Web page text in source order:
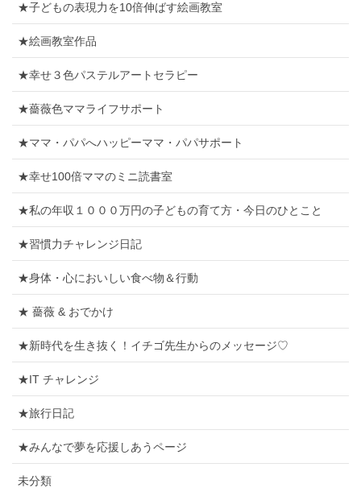
★子どもの表現力を10倍伸ばす絵画教室
★絵画教室作品
★幸せ３色パステルアートセラピー
★薔薇色ママライフサポート
★ママ・パパへハッピーママ・パパサポート
★幸せ100倍ママのミニ読書室
★私の年収１０００万円の子どもの育て方・今日のひとこと
★習慣力チャレンジ日記
★身体・心においしい食べ物＆行動
★ 薔薇 & おでかけ
★新時代を生き抜く！イチゴ先生からのメッセージ♡
★IT チャレンジ
★旅行日記
★みんなで夢を応援しあうページ
未分類